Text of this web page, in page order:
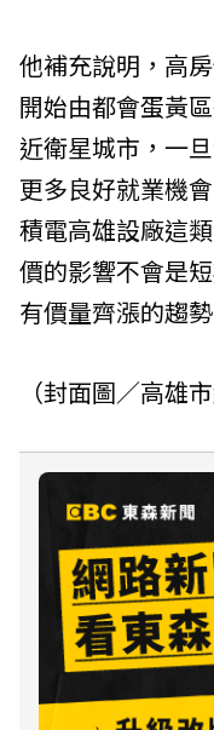
他補充說明，高
開始由都會蛋黃
近衛星城市，一
更多良好就業機
積電高雄設廠這
價的影響不會是
有價量齊漲的趨勢
（封面圖／高雄